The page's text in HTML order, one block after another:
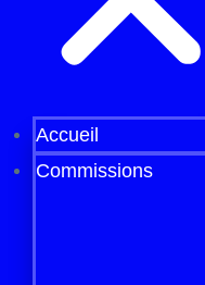
Accueil
Commissions